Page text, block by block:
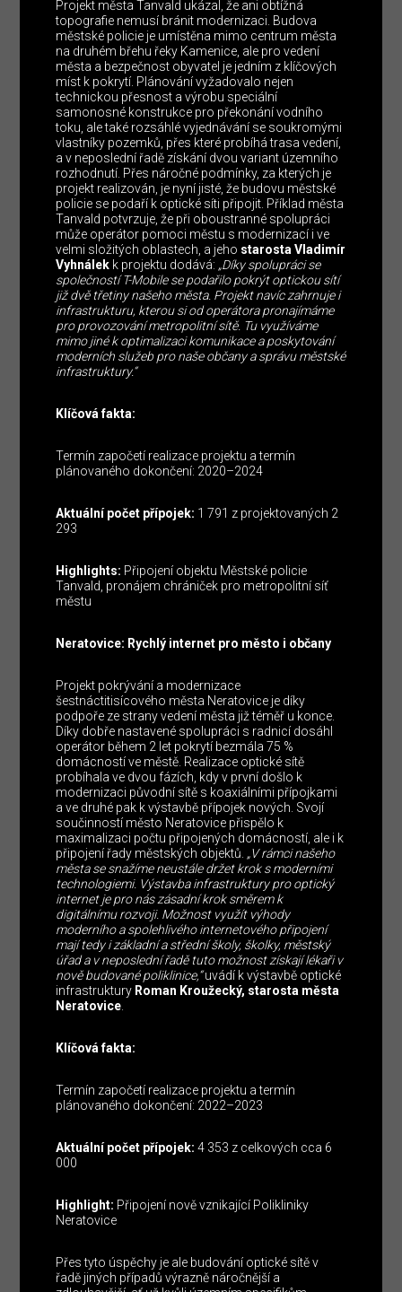
Projekt města Tanvald ukázal, že ani obtížná
topografie nemusí bránit modernizaci. Budova
městské policie je umístěna mimo centrum města
na druhém břehu řeky Kamenice, ale pro vedení
města a bezpečnost obyvatel je jedním z klíčových
míst k pokrytí. Plánování vyžadovalo nejen
technickou přesnost a výrobu speciální
samonosné konstrukce pro překonání vodního
toku, ale také rozsáhlé vyjednávání se soukromými
vlastníky pozemků, přes které probíhá trasa vedení,
a v neposlední řadě získání dvou variant územního
rozhodnutí. Přes náročné podmínky, za kterých je
projekt realizován, je nyní jisté, že budovu městské
policie se podaří k optické síti připojit. Příklad města
Tanvald potvrzuje, že při oboustranné spolupráci
může operátor pomoci městu s modernizací i ve
velmi složitých oblastech, a jeho starosta Vladimír
Vyhnálek k projektu dodává: „Díky spolupráci se
společností T-Mobile se podařilo pokrýt optickou sítí
již dvě třetiny našeho města. Projekt navíc zahrnuje i
infrastrukturu, kterou si od operátora pronajímáme
pro provozování metropolitní sítě. Tu využíváme
mimo jiné k optimalizaci komunikace a poskytování
moderních služeb pro naše občany a správu městské
infrastruktury.“
Klíčová fakta:
Termín započetí realizace projektu a termín
plánovaného dokončení: 2020–2024
Aktuální počet přípojek: 1 791 z projektovaných 2
293
Highlights: Připojení objektu Městské policie
Tanvald, pronájem chrániček pro metropolitní síť
městu
Neratovice: Rychlý internet pro město i občany
Projekt pokrývání a modernizace
šestnáctitisícového města Neratovice je díky
podpoře ze strany vedení města již téměř u konce.
Díky dobře nastavené spolupráci s radnicí dosáhl
operátor během 2 let pokrytí bezmála 75 %
domácností ve městě. Realizace optické sítě
probíhala ve dvou fázích, kdy v první došlo k
modernizaci původní sítě s koaxiálními přípojkami
a ve druhé pak k výstavbě přípojek nových. Svojí
součinností město Neratovice přispělo k
maximalizaci počtu připojených domácností, ale i k
připojení řady městských objektů. „V rámci našeho
města se snažíme neustále držet krok s moderními
technologiemi. Výstavba infrastruktury pro optický
internet je pro nás zásadní krok směrem k
digitálnímu rozvoji. Možnost využít výhody
moderního a spolehlivého internetového připojení
mají tedy i základní a střední školy, školky, městský
úřad a v neposlední řadě tuto možnost získají lékaři v
nově budované poliklinice,“uvádí k výstavbě optické
infrastruktury Roman Kroužecký, starosta města
Neratovice
Klíčová fakta:
Termín započetí realizace projektu a termín
plánovaného dokončení: 2022–2023
Aktuální počet přípojek: 4 353 z celkových cca 6
000
Highlight: Připojení nově vznikající Polikliniky
Neratovice
Přes tyto úspěchy je ale budování optické sítě v
řadě jiných případů výrazně náročnější a